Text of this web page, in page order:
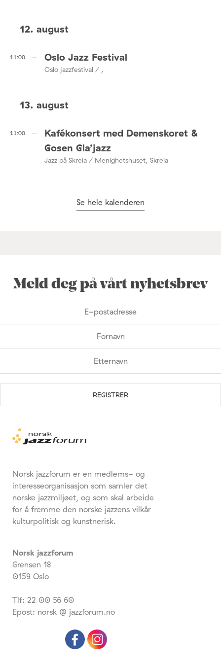
12. august
11:00 Oslo Jazz Festival
Oslo jazzfestival / ,
13. august
11:00
Kafékonsert med Demenskoret &
Gosen Gla’jazz
Jazz på Skreia / Menighetshuset, Skreia
Se hele kalenderen
Meld deg på vårt nyhetsbrev
Norsk jazzforum er en medlems- og
interesseorganisasjon som samler det
norske jazzmiljøet, og som skal arbeide
for å fremme den norske jazzens vilkår
kulturpolitisk og kunstnerisk.
Norsk jazzforum
Grensen 18
0159 Oslo
Tlf: 22 00 56 60
Epost: norsk @ jazzforum.no